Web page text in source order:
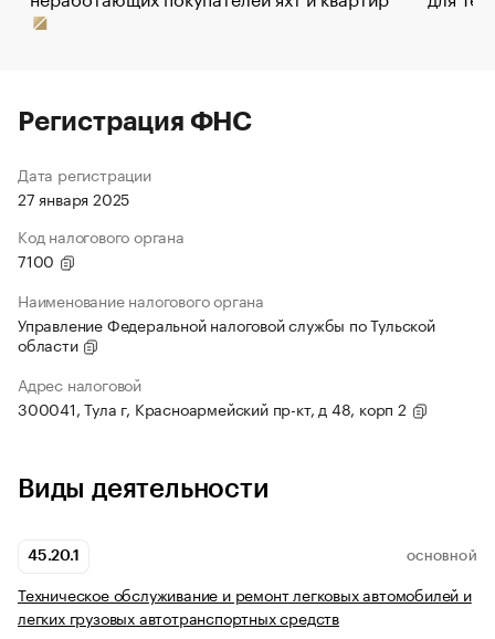
Регистрация ФНС
Дата регистрации
27 января 2025
Код налогового органа
7100
Наименование налогового органа
Управление Федеральной налоговой службы по Тульской
области
Адрес налоговой
300041, Тула г, Красноармейский пр-кт, д 48, корп 2
Виды деятельности
45.20.1 ОСНОВНОЙ
Техническое обслуживание и ремонт легковых автомобилей и
легких грузовых автотранспортных средств